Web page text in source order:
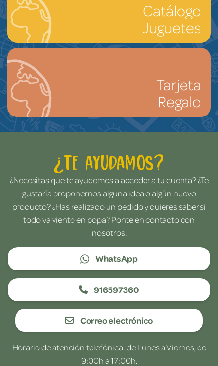
Catálogo
Juguetes
Tarjeta
Regalo
¿Te ayudamos?
¿Necesitas que te ayudemos a acceder a tu cuenta? ¿Te
gustaría proponernos alguna idea o algún nuevo
producto? ¿Has realizado un pedido y quieres saber si
todo va viento en popa? Ponte en contacto con
nosotros.
WhatsApp
916597360
Correo electrónico
Horario de atención telefónica: de Lunes a Viernes, de
9:00h a 17:00h.